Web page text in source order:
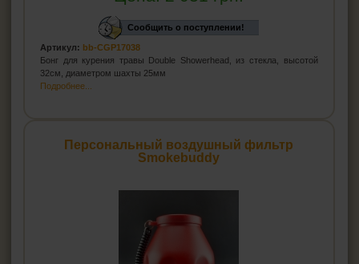
Сообщить о поступлении!
Артикул: bb-CGP17038
Бонг для курения травы Double Showerhead, из стекла, высотой
32см, диаметром шахты 25мм
Подробнее...
Персональный воздушный фильтр
Smokebuddy